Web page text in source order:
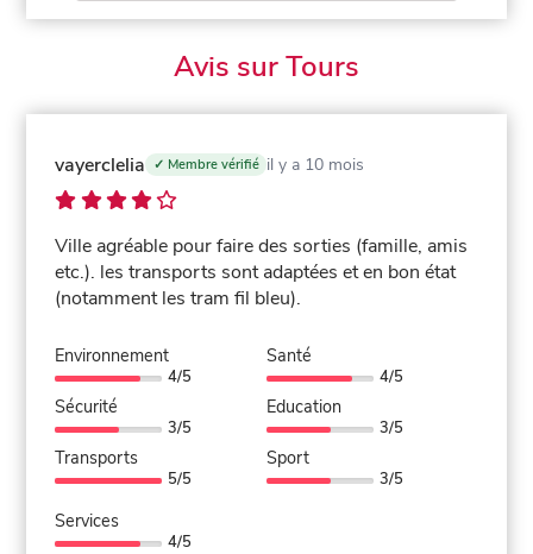
Avis sur Tours
vayerclelia ✓ Membre vérifié il y a 10 mois
Ville agréable pour faire des sorties (famille, amis
etc.). les transports sont adaptées et en bon état
(notamment les tram fil bleu).
Environnement
4/5
Sécurité
3/5
Transports
5/5
Santé
4/5
Education
3/5
Sport
3/5
Services
4/5